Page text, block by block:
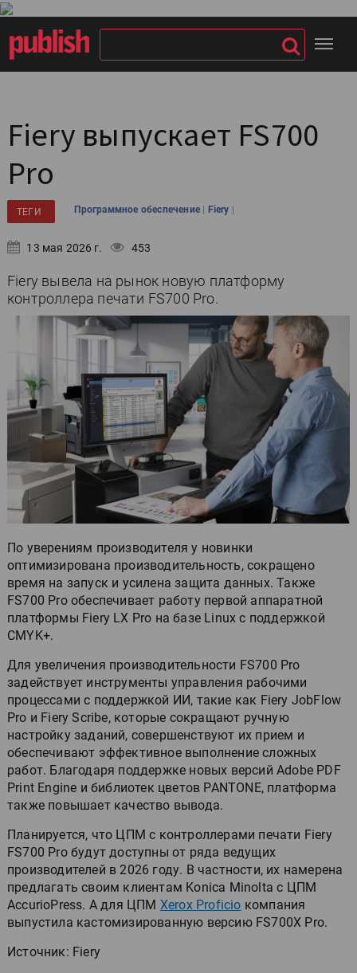
Fiery выпускает FS700
Pro
ТЕГИ Программное обеспечение | Fiery |
13 мая 2026 г. 453
Fiery вывела на рынок новую платформу
контроллера печати FS700 Pro.
По уверениям производителя у новинки
оптимизирована производительность, сокращено
время на запуск и усилена защита данных. Также
FS700 Pro обеспечивает работу первой аппаратной
платформы Fiery LX Pro на базе Linux с поддержкой
CMYK+.
Для увеличения производительности FS700 Pro
задействует инструменты управления рабочими
процессами с поддержкой ИИ, такие как Fiery JobFlow
Pro и Fiery Scribe, которые сокращают ручную
настройку заданий, совершенствуют их прием и
обеспечивают эффективное выполнение сложных
работ. Благодаря поддержке новых версий Adobe PDF
Print Engine и библиотек цветов PANTONE, платформа
также повышает качество вывода.
Планируется, что ЦПМ с контроллерами печати Fiery
FS700 Pro будут доступны от ряда ведущих
производителей в 2026 году. В частности, их намерена
предлагать своим клиентам Konica Minolta с ЦПМ
AccurioPress. А для ЦПМ Xerox Proficio компания
выпустила кастомизированную версию FS700X Pro.
Источник: Fiery